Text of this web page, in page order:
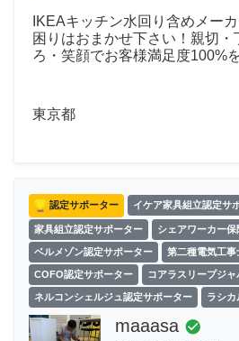
IKEAキッチン水回り含めメー
困りはおまかせ下さい！親切・
ろ・笑顔でお客様満足度100%
東京都
認定サポーター イケア家具組立認定サ
家具組立認定サポーター シェアワーカー保
ベルメゾン認定サポーター 第二種電気工事
COFO認定サポーター コアラスリープジ
ネルコンシェルジュ認定サポーター ラシカ
maaasa check_circle